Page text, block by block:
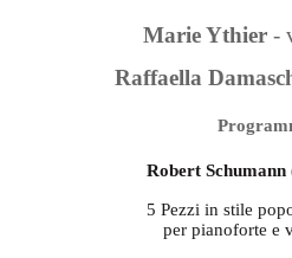
Marie Ythier-
Raffaella
Robert Schumann
5 Pezzi in stile
per pianoforte e